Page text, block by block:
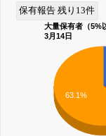
保有報告 残り13件
大量保有者（5%
3月14日
63.1%